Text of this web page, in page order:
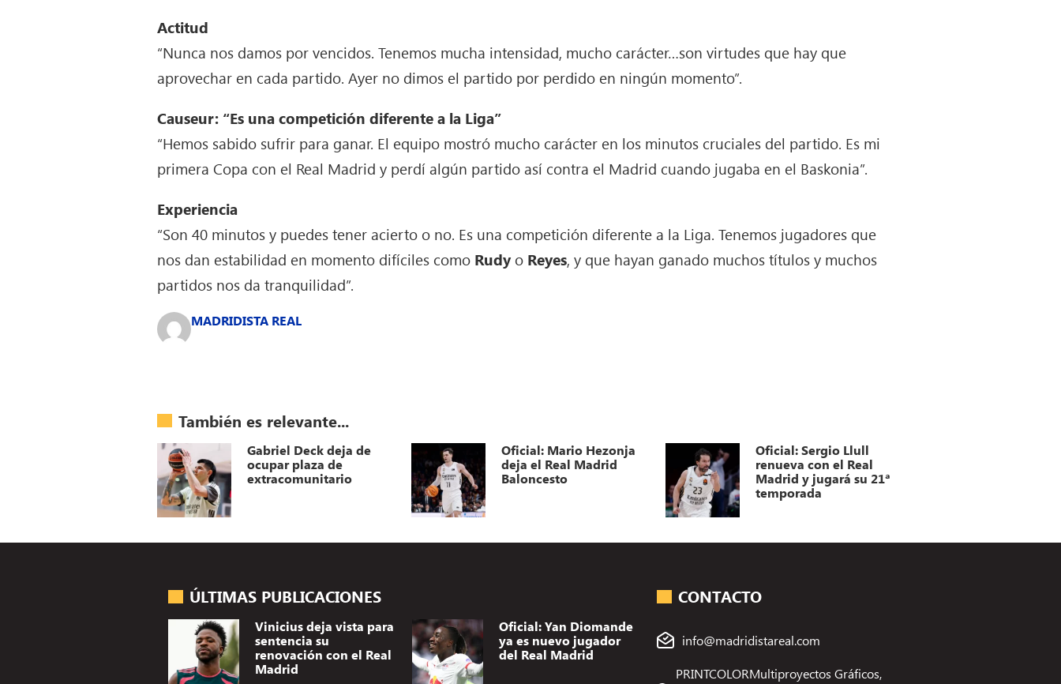
Actitud
“Nunca nos damos por vencidos. Tenemos mucha intensidad, mucho carácter…son virtudes que hay que
aprovechar en cada partido. Ayer no dimos el partido por perdido en ningún momento”.
Causeur: “Es una competición diferente a la Liga”
“Hemos sabido sufrir para ganar. El equipo mostró mucho carácter en los minutos cruciales del partido. Es mi
primera Copa con el Real Madrid y perdí algún partido así contra el Madrid cuando jugaba en el Baskonia”.
Experiencia
“Son 40 minutos y puedes tener acierto o no. Es una competición diferente a la Liga. Tenemos jugadores que
nos dan estabilidad en momento difíciles como Rudy o Reyes, y que hayan ganado muchos títulos y muchos
partidos nos da tranquilidad”.
MADRIDISTA REAL
También es relevante...
Gabriel Deck deja de
ocupar plaza de
extracomunitario
Oficial: Mario Hezonja
deja el Real Madrid
Baloncesto
Oficial: Sergio Llull
renueva con el Real
Madrid y jugará su 21ª
temporada
ÚLTIMAS PUBLICACIONES
Vinicius deja vista para
sentencia su
renovación con el Real
Madrid
Oficial: Yan Diomande
ya es nuevo jugador
del Real Madrid
CONTACTO
info@madridistareal.com
PRINTCOLORMultiproyectos Gráficos,